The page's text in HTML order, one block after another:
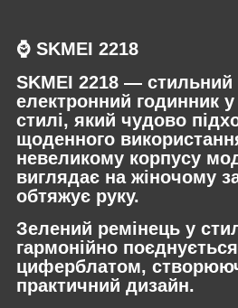
⌚ SKMEI 2218
SKMEI 2218 — стильний
електронний годинник
стилі, який чудово
щоденного
невеликому корпусу
виглядає на жіночому
обтяжує руку.
Зелений ремінець у
гармонійно
циферблатом,
практичний дизайн.